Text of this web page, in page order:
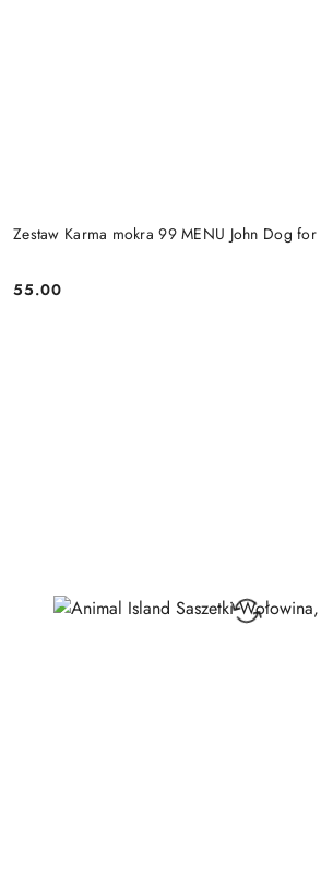
Zestaw Karma mokra 99 MENU John Dog
Cena:
55.00